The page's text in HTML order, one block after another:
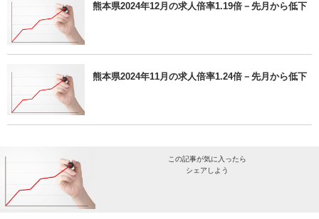
熊本県2024年12月の求人倍率1.19倍－先月から低下
熊本県2024年11月の求人倍率1.24倍－先月から低下
この記事が気に入ったら
シェアしよう